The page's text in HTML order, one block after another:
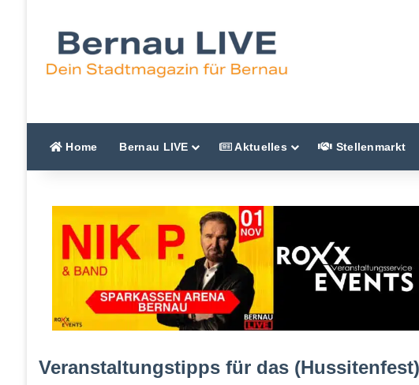
Home Bernau LIVE Aktuelles Stellenmarkt
Veranstaltungstipps für das